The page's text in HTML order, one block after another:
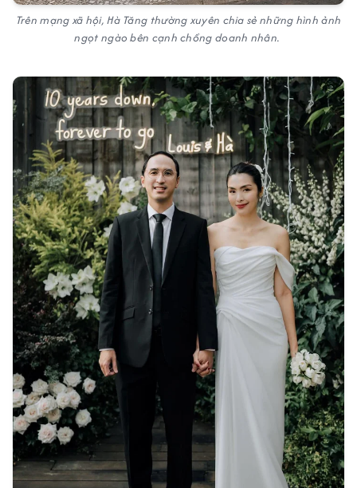
Trên mạng xã hội, Hà Tăng thường xuyên chia sẻ những hình ảnh
ngọt ngào bên cạnh chồng doanh nhân.